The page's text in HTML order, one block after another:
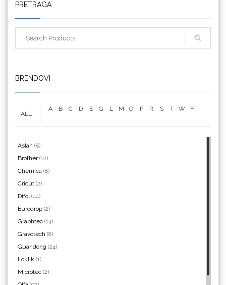
PRETRAGA
BRENDOVI
ALL
A B C D E G L M O P R S T W Y
Aslan (8)
Brother(12)
Chemica (8)
Cricut (2)
Difol(44)
Eurodrop (2)
Graphtec (14)
Gravotech (8)
Guandong (24)
Loklik (1)
Microtec (2)